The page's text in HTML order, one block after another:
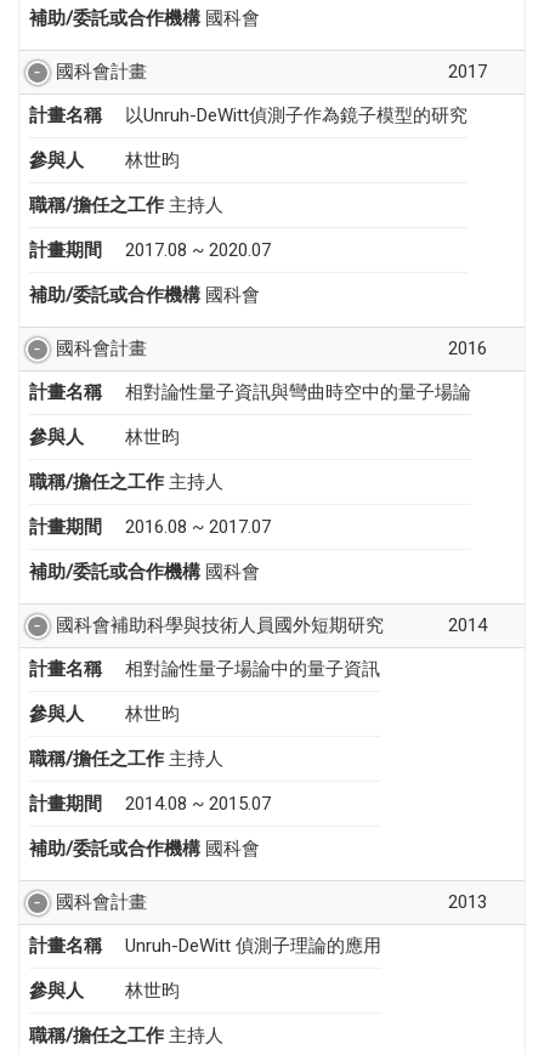
補助/委託或合作機構 國科會
國科會計畫
2017
計畫名稱
以Unruh-DeWitt偵測子作為鏡子模型的研究
參與人 林世昀
職稱/擔任之工作 主持人
計畫期間 2017.08 ~ 2020.07
補助/委託或合作機構 國科會
國科會計畫
2016
計畫名稱
相對論性量子資訊與彎曲時空中的量子場論
參與人 林世昀
職稱/擔任之工作 主持人
計畫期間 2016.08 ~ 2017.07
補助/委託或合作機構 國科會
國科會補助科學與技術人員國外短期研究
2014
計畫名稱
相對論性量子場論中的量子資訊
參與人 林世昀
職稱/擔任之工作 主持人
計畫期間 2014.08 ~ 2015.07
補助/委託或合作機構 國科會
國科會計畫
2013
計畫名稱
Unruh-DeWitt 偵測子理論的應用
參與人 林世昀
職稱/擔任之工作 主持人